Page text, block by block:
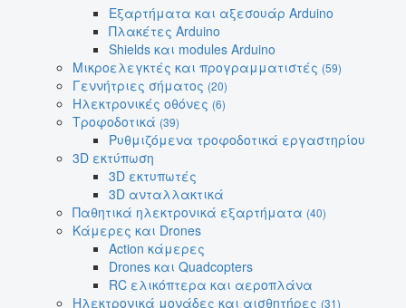
Εξαρτήματα και αξεσουάρ Arduino
Πλακέτες Arduino
Shields και modules Arduino
Μικροελεγκτές και προγραμματιστές (59)
Γεννήτριες σήματος (20)
Ηλεκτρονικές οθόνες (6)
Τροφοδοτικά (39)
Ρυθμιζόμενα τροφοδοτικά εργαστηρίου
3D εκτύπωση
3D εκτυπωτές
3D ανταλλακτικά
Παθητικά ηλεκτρονικά εξαρτήματα (40)
Κάμερες και Drones
Action κάμερες
Drones και Quadcopters
RC ελικόπτερα και αεροπλάνα
Ηλεκτρονικά μονάδες και αισθητήρες (31)